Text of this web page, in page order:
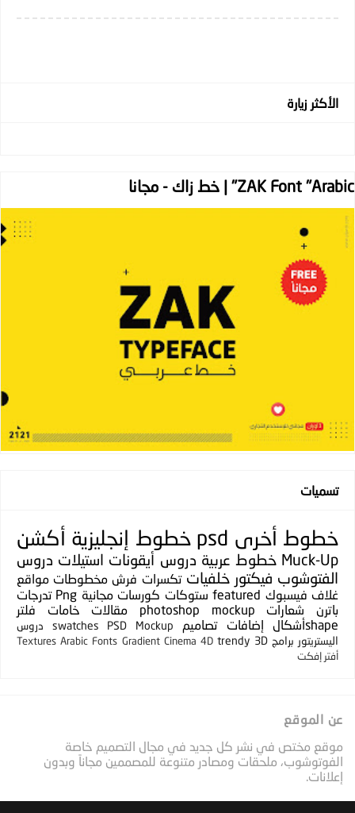
الأكثر زيارة
ZAK Font "Arabic" | خط زاك - مجانا
تسميات
خطوط أخرى psd خطوط إنجليزية أكشن
Muck-Up خطوط عربية دروس أيقونات استيلات دروس
الفتوشوب فيكتور خلفيات تكسرات فرش مخطوطات مواقع
غلاف فيسبوك featured ستوكات كورسات مجانية Png تدرجات
باترن
شعارات photoshop mockup مقالات خامات
فلتر
shapeأشكال
إضافات تصاميم PSD Mockup
swatches
دروس
اليستريتور برامج 3D
trendy
Cinema 4D
Gradient
Arabic Fonts
Textures
أفتر إفكت
عن الموقع
موقع مختص في نشر كل جديد في مجال التصميم خاصة
الفوتوشوب، ملحقات ومصادر متنوعة للمصممين مجاناً وبدون
إعلانات.